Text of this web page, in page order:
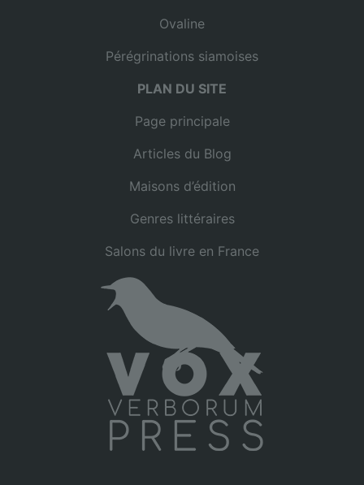
Ovaline
Pérégrinations siamoises
PLAN DU SITE
Page principale
Articles du Blog
Maisons d’édition
Genres littéraires
Salons du livre en France